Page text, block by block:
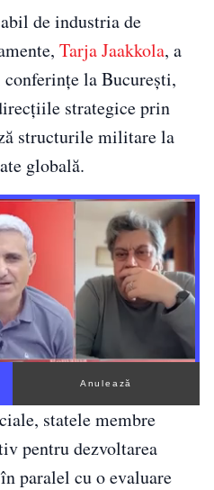
de industria de
Tarja Jaakkola, a
la București,
strategice prin
structurile militare la
globală.
Anulează
statele membre
pentru dezvoltarea
paralel cu o evaluare